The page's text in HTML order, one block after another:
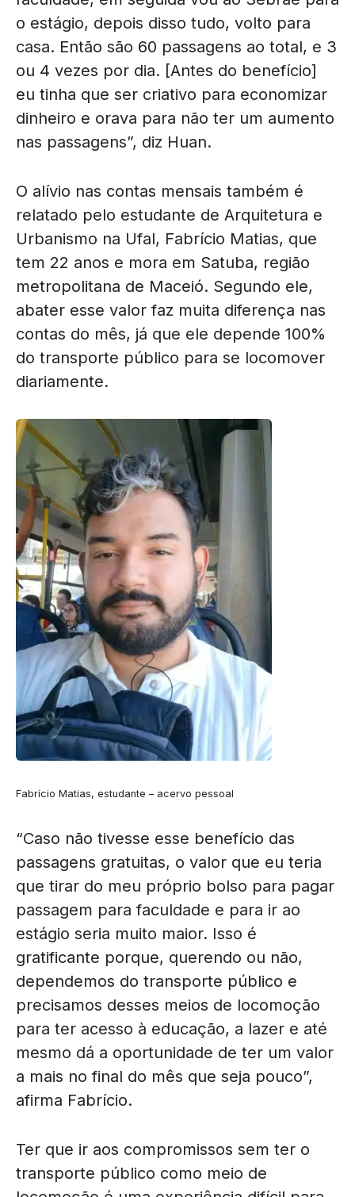
o estágio, depois disso tudo, volto para
casa. Então são 60 passagens ao total, e 3
ou 4 vezes por dia. [Antes do benefício]
eu tinha que ser criativo para economizar
dinheiro e orava para não ter um aumento
nas passagens”, diz Huan.
O alívio nas contas mensais também é
relatado pelo estudante de Arquitetura e
Urbanismo na Ufal, Fabrício Matias, que
tem 22 anos e mora em Satuba, região
metropolitana de Maceió. Segundo ele,
abater esse valor faz muita diferença nas
contas do mês, já que ele depende 100%
do transporte público para se locomover
diariamente.
Fabrício Matias, estudante – acervo pessoal
“Caso não tivesse esse benefício das
passagens gratuitas, o valor que eu teria
que tirar do meu próprio bolso para pagar
passagem para faculdade e para ir ao
estágio seria muito maior. Isso é
gratificante porque, querendo ou não,
dependemos do transporte público e
precisamos desses meios de locomoção
para ter acesso à educação, a lazer e até
mesmo dá a oportunidade de ter um valor
a mais no final do mês que seja pouco”,
afirma Fabrício.
Ter que ir aos compromissos sem ter o
transporte público como meio de